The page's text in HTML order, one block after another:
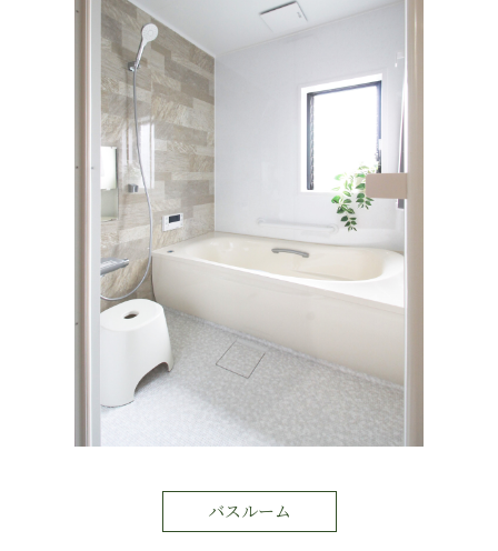
アフター・保証サービス
ショールーム・アクセス
スタッフ紹介
運営会社情報
来店予約
お問い合わせ
バスルーム